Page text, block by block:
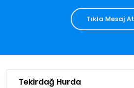
Tıkla Mesaj At
Tekirdağ Hurda